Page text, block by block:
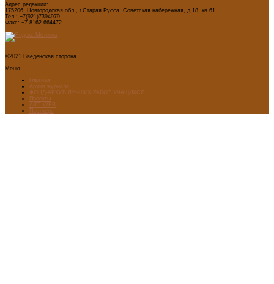
Адрес редакции:
175206, Новгородская обл., г.Старая Русса, Советская набережная, д.18, кв.61
Тел.: +7(921)7394979
Факс: +7 8162 664472
©2021 Введенская сторона
Меню
Главная
Архив журнала
ФОНД-АРХИВ ЛУЧШИХ РАБОТ УЧАЩИХСЯ
Проекты
ART WEB
Партнеры